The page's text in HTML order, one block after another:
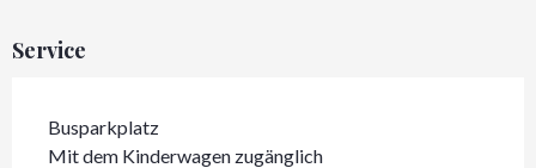
Service
Busparkplatz
Mit dem Kinderwagen zugänglich